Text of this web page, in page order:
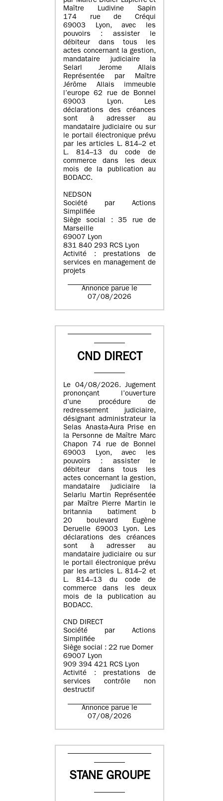
Maître Ludivine Sapin
174 rue de Créqui
69003 Lyon, avec les
pouvoirs : assister le
débiteur dans tous les
actes concernant la gestion,
mandataire judiciaire la
Selarl Jerome Allais
Représentée par Maître
Jérôme Allais immeuble
l’europe 62 rue de Bonnel
69003 Lyon. Les
déclarations des créances
sont à adresser au
mandataire judiciaire ou sur
le portail électronique prévu
par les articles L. 814–2 et
L. 814–13 du code de
commerce dans les deux
mois de la publication au
BODACC.
NEDSON
Société par Actions
Simplifiée
Siège social : 35 rue de
Marseille
69007 Lyon
831 840 293 RCS Lyon
Activité : prestations de
services en management de
projets
Annonce parue le
07/08/2026
CND DIRECT
Le 04/08/2026. Jugement
prononçant l’ouverture
d’une procédure de
redressement judiciaire,
désignant administrateur la
Selas Anasta-Aura Prise en
la Personne de Maître Marc
Chapon 74 rue de Bonnel
69003 Lyon, avec les
pouvoirs : assister le
débiteur dans tous les
actes concernant la gestion,
mandataire judiciaire la
Selarlu Martin Représentée
par Maître Pierre Martin le
britannia batiment b
20 boulevard Eugène
Deruelle 69003 Lyon. Les
déclarations des créances
sont à adresser au
mandataire judiciaire ou sur
le portail électronique prévu
par les articles L. 814–2 et
L. 814–13 du code de
commerce dans les deux
mois de la publication au
BODACC.
CND DIRECT
Société par Actions
Simplifiée
Siège social : 22 rue Domer
69007 Lyon
909 394 421 RCS Lyon
Activité : prestations de
services contrôle non
destructif
Annonce parue le
07/08/2026
STANE GROUPE